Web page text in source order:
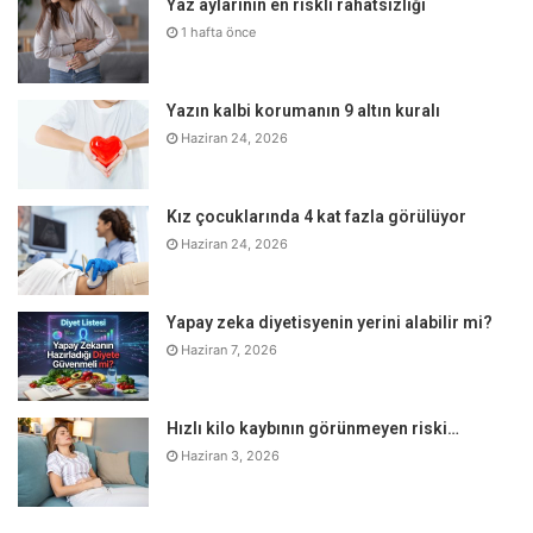
Hata: Bağışıklığı baskılayan ilaçların kesilmesi
İBH tedavisinde kullanılan kortikosteroid (kortizon),
bağışıklık düzenleyiciler ile biyolojik ajanlar olarak bilinen
bazı özel ilaçlar, bağışıklık sistemini baskılayarak sindirim
sistemi kanalındaki yangıyı (inflamasyonu) azaltarak hastayı
tedavi ediyor. IBH hastalarının, bağışıklık sistemini
baskıladığı ve bu nedenle Covid-19’a yakalanma riskini
artıracağı düşüncesiyle tedavide kullanılan ilaçları kesmesi,
IBH’nin uyanmasına ve yakınmalara yol açması nedeniyle
Yaz aylarının en riskli rahatsızlığı
1 hafta önce
Yazın kalbi korumanın 9 altın kuralı
Haziran 24, 2026
Kız çocuklarında 4 kat fazla görülüyor
Haziran 24, 2026
Yapay zeka diyetisyenin yerini alabilir mi?
Haziran 7, 2026
Hızlı kilo kaybının görünmeyen riski…
Haziran 3, 2026